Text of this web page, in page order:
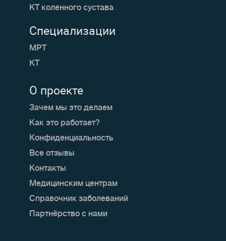
О проекте
Зачем мы это делаем
Как это работает?
Конфиденциальность
Все отзывы
Контакты
Медицинским центрам
Справочник заболеваний
Партнёрство с нами
Специализации
МРТ
КТ
КТ коленного сустава